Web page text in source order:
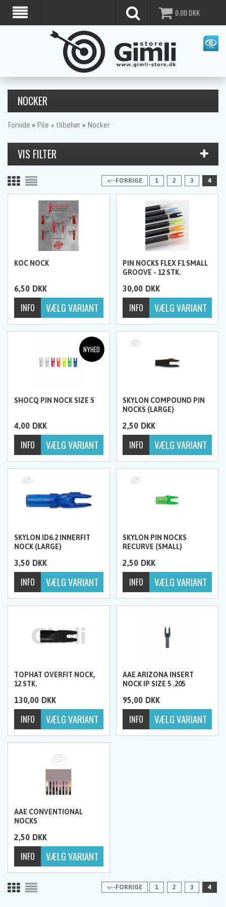
0,00DKK
NOCKER
Forside » Pile + tilbehør » Nocker
<--FORRIGE 1 2 3 4
KOC NOCK
6,50 DKK
PIN NOCKS FLEX F1 SMALL
GROOVE - 12 STK.
30,00 DKK
SHOCQ PIN NOCK SIZE S
4,00 DKK
SKYLON COMPOUND PIN
NOCKS (LARGE)
2,50 DKK
SKYLON ID6.2 INNERFIT
NOCK (LARGE)
3,50 DKK
SKYLON PIN NOCKS
RECURVE (SMALL)
2,50 DKK
TOPHAT OVERFIT NOCK,
12 STK.
130,00 DKK
AAE ARIZONA INSERT
NOCK IP SIZE 5 .205
95,00 DKK
AAE CONVENTIONAL
NOCKS
2,50 DKK
<--FORRIGE 1 2 3 4